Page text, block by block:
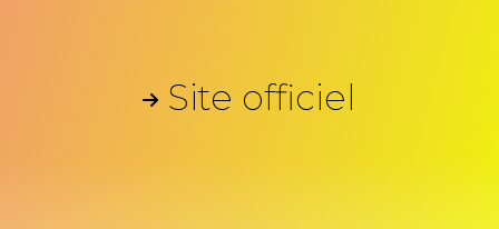
Site officiel